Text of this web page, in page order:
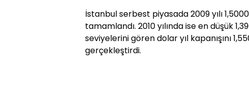
İstanbul serbest piyasada 2009 yılı
tamamlandı. 2010 yılında ise en düşük
seviyelerini gören dolar yıl kapanışını
gerçekleştirdi.